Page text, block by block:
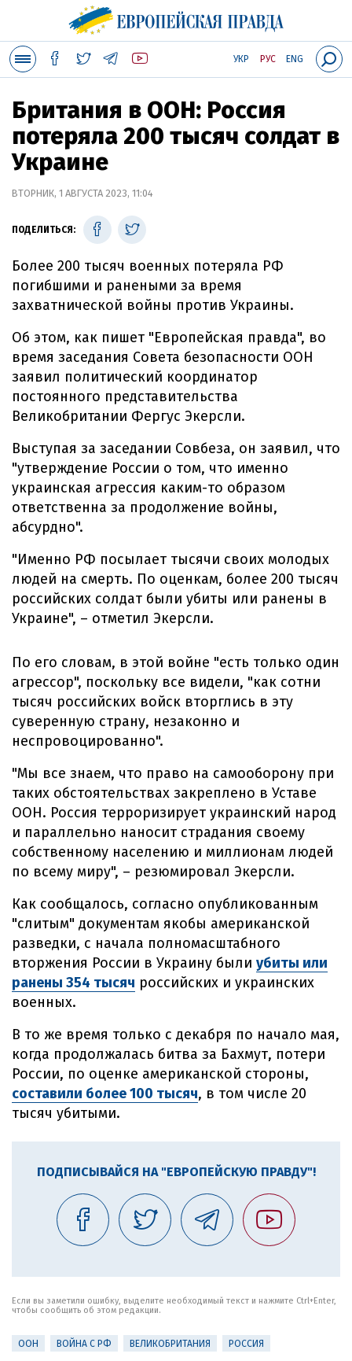
УКР РУС ENG
Британия в ООН: Россия
потеряла 200 тысяч солдат в
Украине
ВТОРНИК, 1 АВГУСТА 2023, 11:04
ПОДЕЛИТЬСЯ:
Более 200 тысяч военных потеряла РФ
погибшими и ранеными за время
захватнической войны против Украины.
Об этом, как пишет "Европейская правда", во
время заседания Совета безопасности ООН
заявил политический координатор
постоянного представительства
Великобритании Фергус Экерсли.
Выступая за заседании Совбеза, он заявил, что
"утверждение России о том, что именно
украинская агрессия каким-то образом
ответственна за продолжение войны,
абсурдно".
"Именно РФ посылает тысячи своих молодых
людей на смерть. По оценкам, более 200 тысяч
российских солдат были убиты или ранены в
Украине", – отметил Экерсли.
По его словам, в этой войне "есть только один
агрессор", поскольку все видели, "как сотни
тысяч российских войск вторглись в эту
суверенную страну, незаконно и
неспровоцированно".
"Мы все знаем, что право на самооборону при
таких обстоятельствах закреплено в Уставе
ООН. Россия терроризирует украинский народ
и параллельно наносит страдания своему
собственному населению и миллионам людей
по всему миру", – резюмировал Экерсли.
Как сообщалось, согласно опубликованным
"слитым" документам якобы американской
разведки, с начала полномасштабного
вторжения России в Украину были убиты или
ранены 354 тысяч российских и украинских
военных.
В то же время только с декабря по начало мая,
когда продолжалась битва за Бахмут, потери
России, по оценке американской стороны,
составили более 100 тысяч, в том числе 20
тысяч убитыми.
ПОДПИСЫВАЙСЯ НА "ЕВРОПЕЙСКУЮ ПРАВДУ"!
Если вы заметили ошибку, выделите необходимый текст и нажмите Ctrl+Enter,
чтобы сообщить об этом редакции.
ООН ВОЙНА С РФ ВЕЛИКОБРИТАНИЯ РОССИЯ